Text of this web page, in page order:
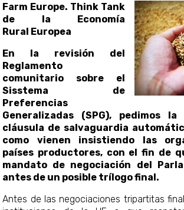
Farm Europe. Think Tank
de la Economía
Rural Europea
En la revisión del
Reglamento
comunitario sobre el
Sisstema de
Preferencias
Generalizadas (SPG), pedimos
cláusula de salvaguardia
como vienen insistiendo las
países productores, con el fin de
mandato de negociación del
antes de un posible trílogo final.
Antes de las negociaciones tripartitas